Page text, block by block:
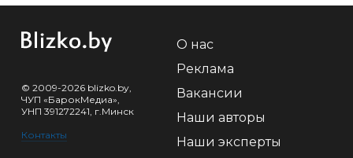
© 2009-2026 blizko.by,
ЧУП «БарокМедиа»,
УНП 391272241, г.Минск
Контакты
О нас
Реклама
Вакансии
Наши авторы
Наши эксперты